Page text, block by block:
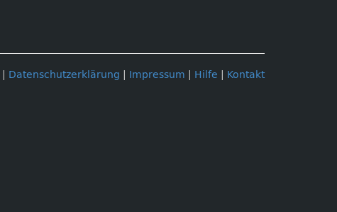
Datenschutzerklärung Impressum Hilfe Kontakt